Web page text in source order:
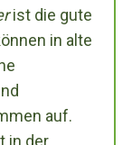
ist die gute
in alte
auf.
in der